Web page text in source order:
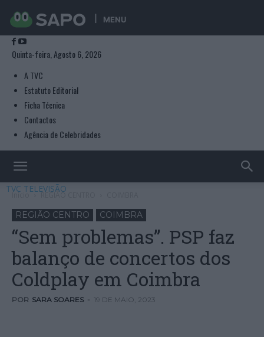
MENU
Quinta-feira, Agosto 6, 2026
A TVC
Estatuto Editorial
Ficha Técnica
Contactos
Agência de Celebridades
TVC TELEVISÃO
Início REGIÃO CENTRO
REGIÃO CENTRO COIMBRA
“Sem problemas”. PSP faz
balanço de concertos dos
Coldplay em Coimbra
POR SARA SOARES - 19 DE MAIO, 2023